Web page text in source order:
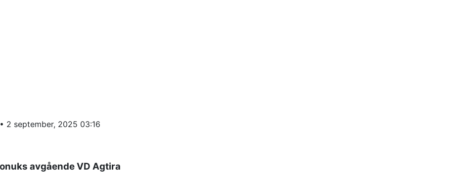
2 september, 2025 03:16
avgående VD Agtira